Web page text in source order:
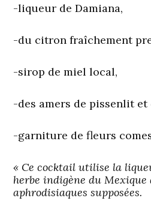
-liqueur de Damiana,
-du citron fraîchement
-sirop de miel local,
-des amers de pissenlit et
-garniture de fleurs
« Ce cocktail utilise la
herbe indigène du
aphrodisiaques supposées.